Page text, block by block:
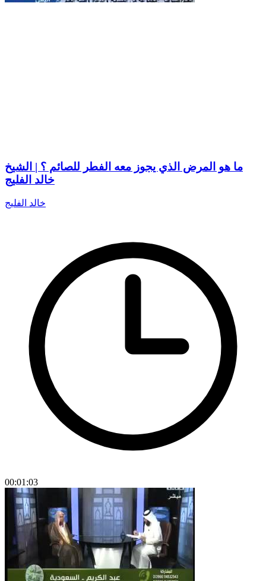
ما هو المرض الذي يجوز معه الفطر للصائم ؟ | الشيخ
خالد الفليج
خالد الفليج
00:01:03